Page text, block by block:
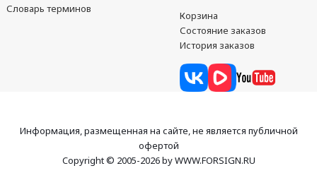
Словарь терминов
Корзина
Состояние заказов
История заказов
Информация, размещенная на сайте, не является публичной
офертой
Copyright © 2005-2026 by WWW.FORSIGN.RU